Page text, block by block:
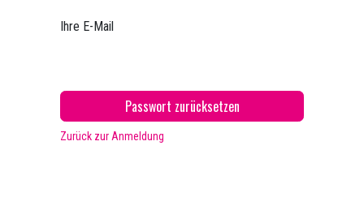
Ihre E-Mail
Passwort zurücksetzen
Zurück zur Anmeldung